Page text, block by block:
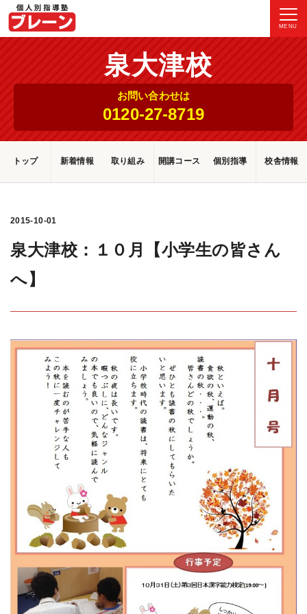
MENU
泉大津校
お問い合わせは
0120-27-8719
トップ 新着情報 取り組み 開講コース 個別指導 校舎情報
2015-10-01
泉大津校：１０月【小学生の皆さん
へ】